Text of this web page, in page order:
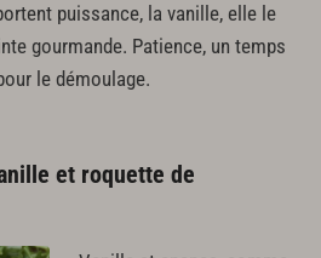
puissance, la vanille, elle le
gourmande. Patience, un temps
le démoulage.
et roquette de